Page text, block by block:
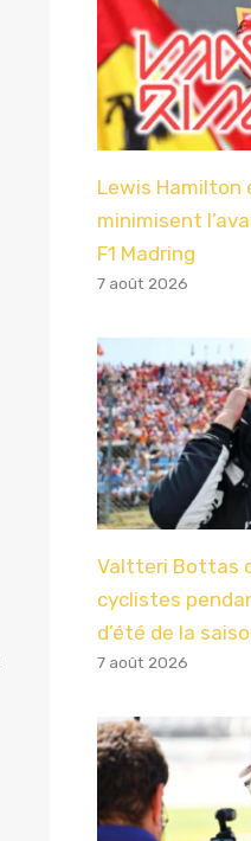
Lewis Hamilton
minimisent
F1 Madring
7 août 2026
Valtteri Bottas
cyclistes
d’été de la
7 août 2026